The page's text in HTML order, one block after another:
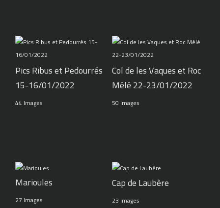
Pics Ribus et Pedourrés
15-16/01/2022
44 Images
Col de les Vaques et Roc
Mélé 22-23/01/2022
50 Images
Marioules
27 Images
Cap de Laubère
23 Images